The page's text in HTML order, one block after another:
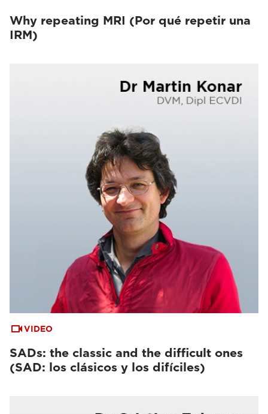
Why repeating MRI (Por qué repetir una
IRM)
VIDEO
SADs: the classic and the difficult ones
(SAD: los clásicos y los difíciles)